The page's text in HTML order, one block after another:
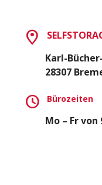
Karl-
28307
Bürozeiten
Mo – Fr von